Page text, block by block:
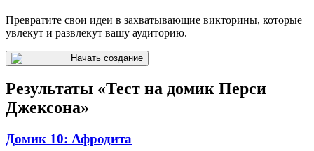
Превратите свои идеи в захватывающие викторины, которые
увлекут и развлекут вашу аудиторию.
Начать создание
Результаты «Тест на домик Перси
Джексона»
Домик 10: Афродита